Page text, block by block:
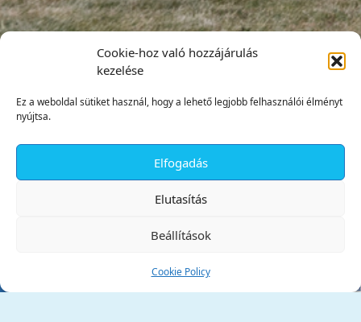
Cookie-hoz való hozzájárulás
kezelése
Ez a weboldal sütiket használ, hogy a lehető legjobb felhasználói élményt
nyújtsa.
Elfogadás
Elutasítás
Beállítások
Cookie Policy
Tata Város Önkormányzata
✕